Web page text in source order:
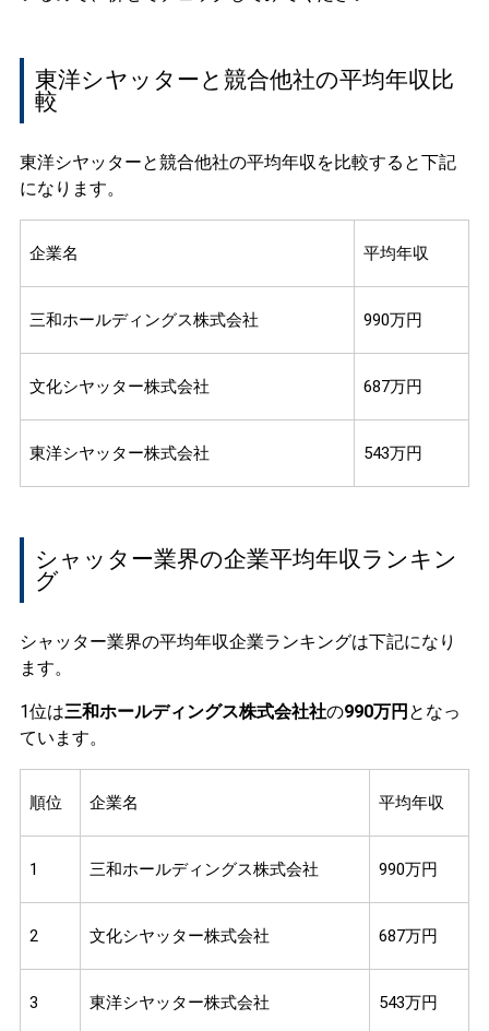
東洋シヤッターと競合他社の平均年収比
較
東洋シヤッターと競合他社の平均年収を比較すると下記
になります。
企業名 平均年収
三和ホールディングス株式会社 990万円
文化シヤッター株式会社 687万円
東洋シヤッター株式会社 543万円
シャッター業界の企業平均年収ランキン
グ
シャッター業界の平均年収企業ランキングは下記になり
ます。
1位は三和ホールディングス株式会社社の990万円 となっ
ています。
順位 企業名 平均年収
1 三和ホールディングス株式会社 990万円
2 文化シヤッター株式会社 687万円
3 東洋シヤッター株式会社 543万円